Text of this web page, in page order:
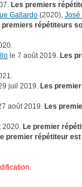
Les premiers
Gallardo (2020), José
premiers répétiteurs
le 7 août 2019. Les
juil 2019. Les
août 2019. Les
2020. Le premier
premier répétiteur est